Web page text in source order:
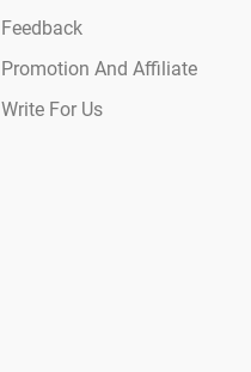
Feedback
Promotion And Affiliate
Write For Us